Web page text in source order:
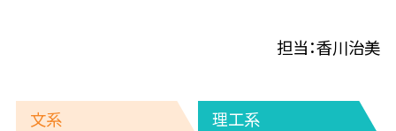
担当：香川治美
文系
理工系